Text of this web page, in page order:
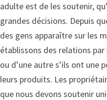
adulte est de les soutenir,
grandes décisions. Depuis
des gens apparaître sur les
établissons des relations
ou d’une autre s’ils ont une
leurs produits. Les
que nous devons soutenir